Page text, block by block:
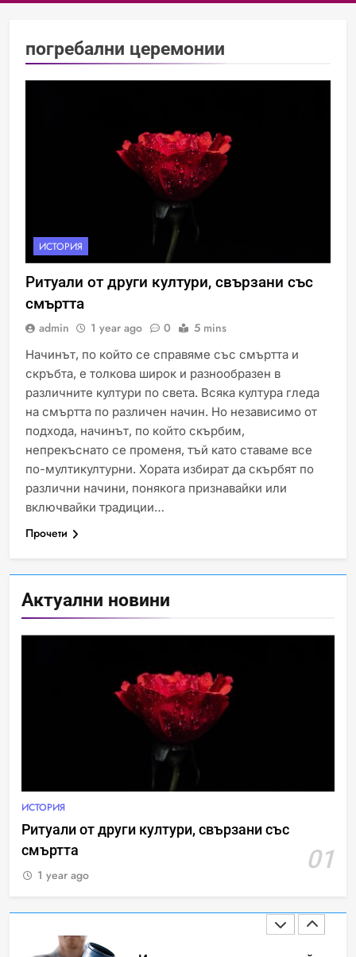
Актуални новини
ИСТОРИЯ
Ритуали от други култури, свързани със
смъртта
01
1 year ago
Идеи за съвременен дизайн
на баня
ИСТОРИЯ
ИСТОРИЯ
борим с глобалното
затопляне
ИСТОРИЯ ТЕХНОЛОГИИ
Човешкият мозък –
възможност
ИНТЕРЕСНО ИСТОРИЯ
погребални церемонии
ИСТОРИЯ
Ритуали от други култури, свързани със
смъртта
admin 1 year ago 0 5 mins
Начинът, по който се справяме със смъртта и
скръбта, е толкова широк и разнообразен в
различните култури по света. Всяка култура гледа
на смъртта по различен начин. Но независимо от
подхода, начинът, по който скърбим,
непрекъснато се променя, тъй като ставаме все
по-мултикултурни. Хората избират да скърбят по
различни начини, понякога признавайки или
включвайки традиции…
Прочети